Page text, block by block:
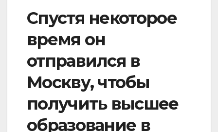
Спустя некоторое
время он
отправился в
Москву, чтобы
получить высшее
образование в